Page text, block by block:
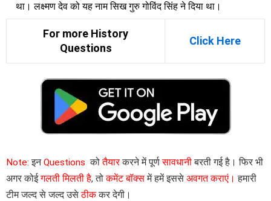
था। लक्ष्मण देव को यह नाम सिख गुरु गोविंद सिंह ने दिया था।
For more History
Questions
Click Here
Note: इनQuestions कोतैयारकरने में पूर्णसावधानीबरती गई है। फिर भी
अगर कोईगलती मिलती है, तोकमेंट बॉक्समें हमें इससे अवगत कराएं। हमारी
टीम जल्द से जल्द उसेठीककर देगी।